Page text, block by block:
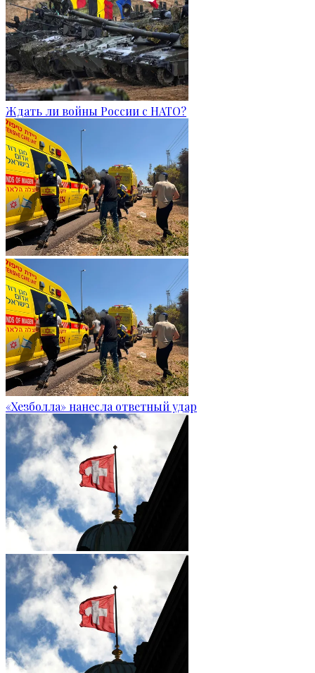
Ждать ли войны России с НАТО?
«Хезболла» нанесла ответный удар